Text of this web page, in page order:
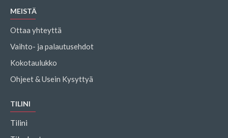
MEISTÄ
Ottaa yhteyttä
Vaihto- ja palautusehdot
Kokotaulukko
Ohjeet & Usein Kysyttyä
TILINI
Tilini